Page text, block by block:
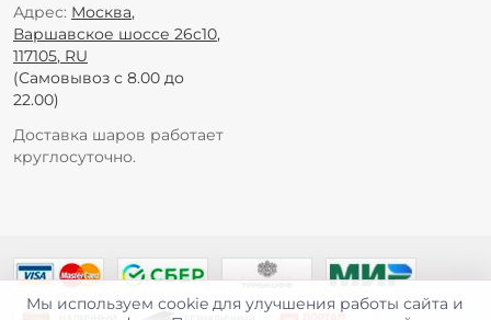
Адрес: Москва,
Варшавское шоссе 26с10,
117105, RU
(Самовывоз с 8.00 до
22.00)
Доставка шаров работает
круглосуточно.
Мы используем cookie для улучшения работы сайта и